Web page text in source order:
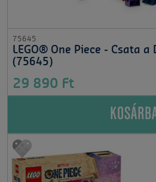
75645
LEGO® One Piece - Csata a
(75645)
29 890 Ft